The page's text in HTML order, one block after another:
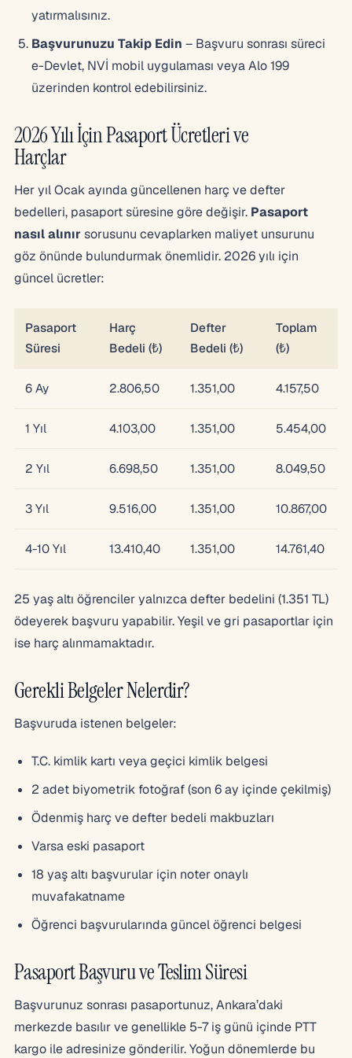
yatırmalısınız.
Başvurunuzu Takip Edin – Başvuru sonrası süreci
e-Devlet, NVİ mobil uygulaması veya Alo 199
üzerinden kontrol edebilirsiniz.
2026 Yılı İçin Pasaport Ücretleri ve
Harçlar
Her yıl Ocak ayında güncellenen harç ve defter
bedelleri, pasaport süresine göre değişir. Pasaport
nasıl alınırsorusunu cevaplarken maliyet unsurunu
göz önünde bulundurmak önemlidir. 2026 yılı için
güncel ücretler:
Pasaport
Süresi
Harç
Bedeli (₺)
Defter
Bedeli (₺)
Toplam
(₺)
6 Ay 2.806,50 1.351,00 4.157,50
1 Yıl 4.103,00 1.351,00 5.454,00
2 Yıl 6.698,50 1.351,00 8.049,50
3 Yıl 9.516,00 1.351,00 10.867,00
4-10 Yıl 13.410,40 1.351,00 14.761,40
25 yaş altı öğrenciler yalnızca defter bedelini (1.351 TL)
ödeyerek başvuru yapabilir. Yeşil ve gri pasaportlar için
ise harç alınmamaktadır.
Gerekli Belgeler Nelerdir?
Başvuruda istenen belgeler:
T.C. kimlik kartı veya geçici kimlik belgesi
2 adet biyometrik fotoğraf (son 6 ay içinde çekilmiş)
Ödenmiş harç ve defter bedeli makbuzları
Varsa eski pasaport
18 yaş altı başvurular için noter onaylı
muvafakatname
Öğrenci başvurularında güncel öğrenci belgesi
Pasaport Başvuru ve Teslim Süresi
Başvurunuz sonrası pasaportunuz, Ankara’daki
merkezde basılır ve genellikle 5-7 iş günü içinde PTT
kargo ile adresinize gönderilir. Yoğun dönemlerde bu